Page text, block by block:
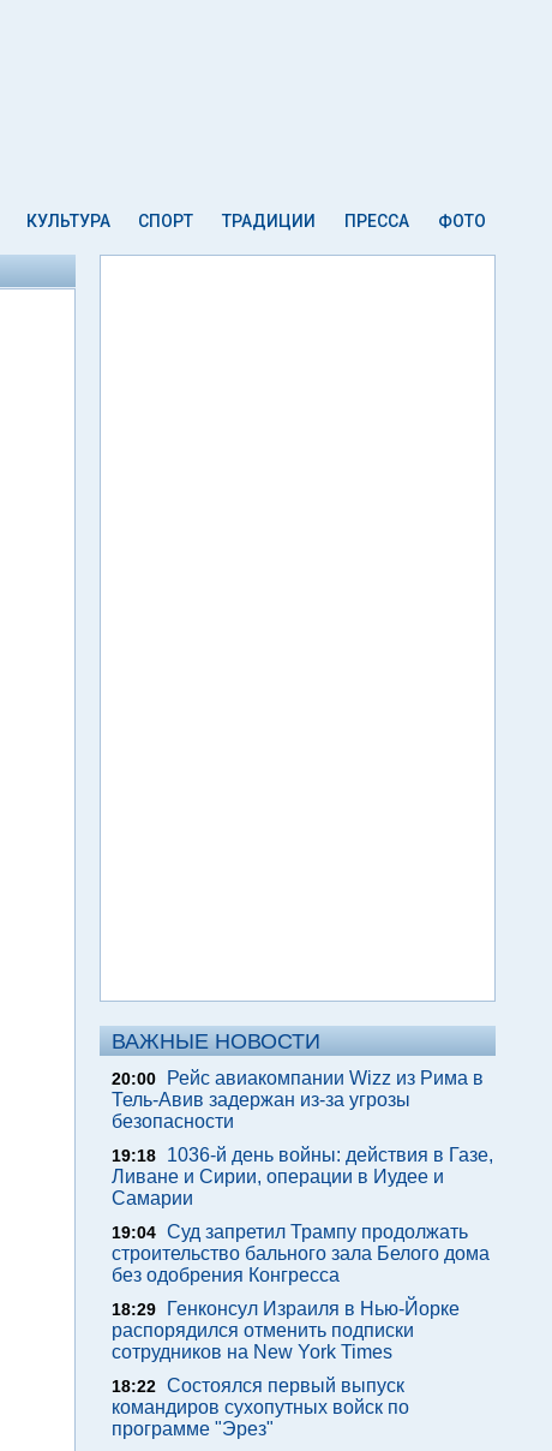
КУЛЬТУРА СПОРТ ТРАДИЦИИ ПРЕССА ФОТО
ВАЖНЫЕ НОВОСТИ
20:00
Рейс авиакомпании Wizz из Рима в
Тель-Авив задержан из-за угрозы
безопасности
19:18
1036-й день войны: действия в Газе,
Ливане и Сирии, операции в Иудее и
Самарии
19:04 Суд запретил Трампу продолжать
строительство бального зала Белого дома
без одобрения Конгресса
18:29
Генконсул Израиля в Нью-Йорке
распорядился отменить подписки
сотрудников на New York Times
18:22 Состоялся первый выпуск
командиров сухопутных войск по
программе "Эрез"